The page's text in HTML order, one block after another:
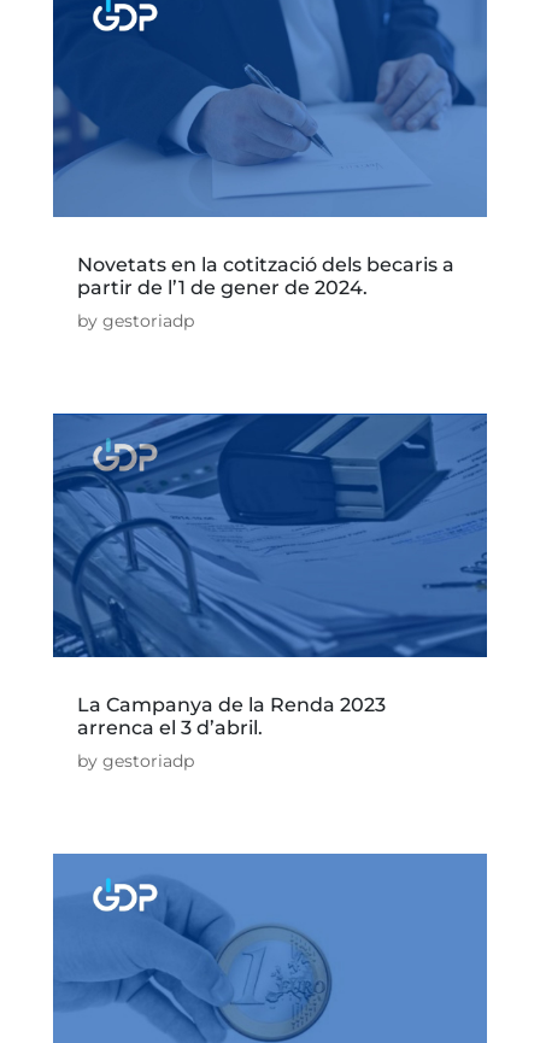
Novetats en la cotització dels becaris a
partir de l’1 de gener de 2024.
by gestoriadp
La Campanya de la Renda 2023
arrenca el 3 d’abril.
by gestoriadp